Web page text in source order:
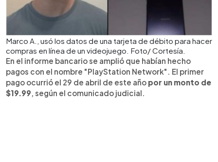
Marco A., usó los datos de una tarjeta de débito para hacer
compras en línea de un videojuego. Foto/ Cortesía.
En el informe bancario se amplió que habían hecho
pagos con el nombre "PlayStation Network". El primer
pago ocurrió el 29 de abril de este año por un monto de
$19.99 , según el comunicado judicial.